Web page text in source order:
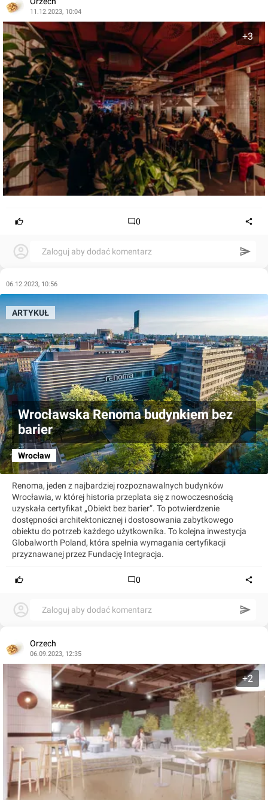
11.12.2023, 10:04
+3
0
Zaloguj aby dodać komentarz
06.12.2023, 10:56
Wrocławska Renoma budynkiem bez
barier
Wrocław
ARTYKUŁ
Renoma, jeden z najbardziej rozpoznawalnych budynków
Wrocławia, w której historia przeplata się z nowoczesnością
uzyskała certyfikat „Obiekt bez barier”. To potwierdzenie
dostępności architektonicznej i dostosowania zabytkowego
obiektu do potrzeb każdego użytkownika. To kolejna inwestycja
Globalworth Poland, która spełnia wymagania certyfikacji
przyznawanej przez Fundację Integracja.
0
Zaloguj aby dodać komentarz
Orzech
06.09.2023, 12:35
+2